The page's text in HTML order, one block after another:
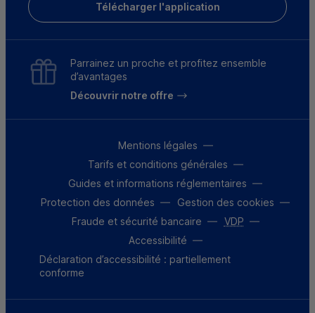
Télécharger l'application
Parrainez un proche et profitez ensemble
d’avantages
Découvrir notre offre
Mentions légales
Tarifs et conditions générales
Guides et informations réglementaires
Protection des données
Gestion des cookies
Fraude et sécurité bancaire
VDP
Accessibilité
Déclaration d’accessibilité : partiellement
conforme